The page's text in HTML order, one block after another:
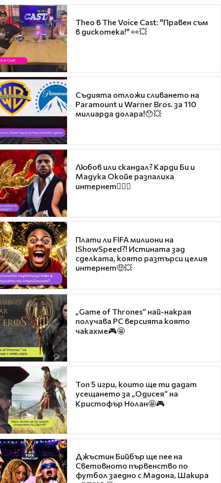
Theo в The Voice Cast: "Правен съм
в дискотека!" 👀💥
Съдията отложи сливането на
Paramount и Warner Bros. за 110
милиарда долара!😯💥
Любов или скандал? Карди Би и
Мадука Окойе разпалиха
интернет❤️‍🔥🔥
Плати ли FIFA милиони на
IShowSpeed?! Истината зад
сделката, която разтърси целия
интернет🤑💥
„Game of Thrones“ най-накрая
получава PC версията която
чакахме🎮🤩
Топ 5 игри, които ще ти дадат
усещането за „Одисея“ на
Кристофър Нолан🤩🎮
Джъстин Бийбър ще пее на
Световното първенство по
футбол заедно с Мадона, Шакира